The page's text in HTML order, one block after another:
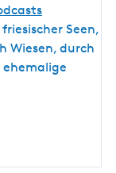
Seen,
Wiesen, durch